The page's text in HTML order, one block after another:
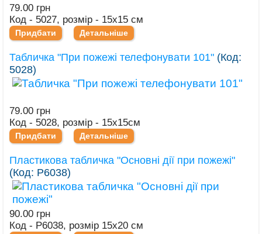
79.00 грн
Код - 5027, розмір - 15х15 см
Придбати Детальніше
Табличка "При пожежі телефонувати 101" (Код:
5028)
79.00 грн
Код - 5028, розмір - 15х15см
Придбати Детальніше
Пластикова табличка "Основні дії при пожежі"
(Код: Р6038)
90.00 грн
Код - Р6038, розмір 15х20 см